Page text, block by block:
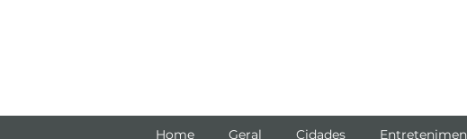
Home Geral Cidades